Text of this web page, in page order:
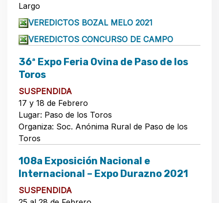
Largo
VEREDICTOS BOZAL MELO 2021
VEREDICTOS CONCURSO DE CAMPO
36ª Expo Feria Ovina de Paso de los
Toros
SUSPENDIDA
17 y 18 de Febrero
Lugar: Paso de los Toros
Organiza: Soc. Anónima Rural de Paso de los
Toros
108a Exposición Nacional e
Internacional – Expo Durazno 2021
SUSPENDIDA